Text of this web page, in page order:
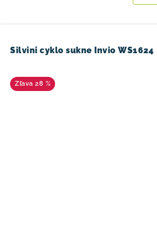
Silvini cyklo sukne Invio WS1624
28 %